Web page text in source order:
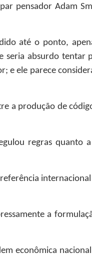
pensador Adam
até o ponto,
seria absurdo tentar
e ele parece
a produção de
regras quanto a
a
econômica